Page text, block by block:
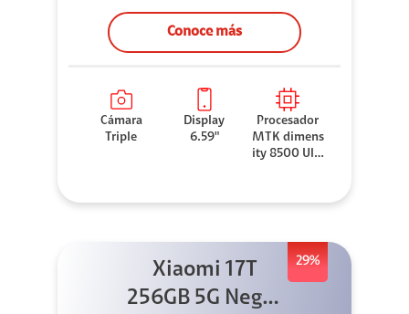
Conoce más
Cámara
Triple
Display
6.59"
Procesador
MTK dimens
ity 8500 Ultr
29%
Xiaomi 17T
256GB 5G Negro